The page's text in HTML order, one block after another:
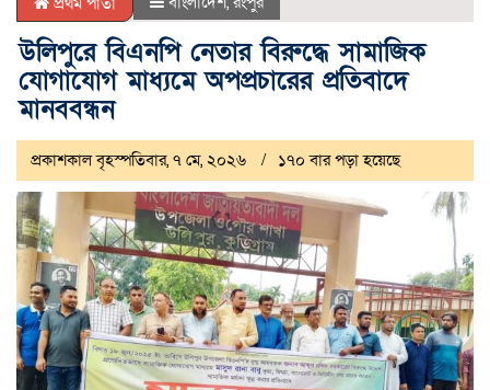
উলিপুরে বিএনপি নেতার বিরুদ্ধে সামাজিক
যোগাযোগ মাধ্যমে অপপ্রচারের প্রতিবাদে
মানববন্ধন
প্রকাশকাল বৃহস্পতিবার, ৭ মে, ২০২৬ ১৭০ বার পড়া হয়েছে